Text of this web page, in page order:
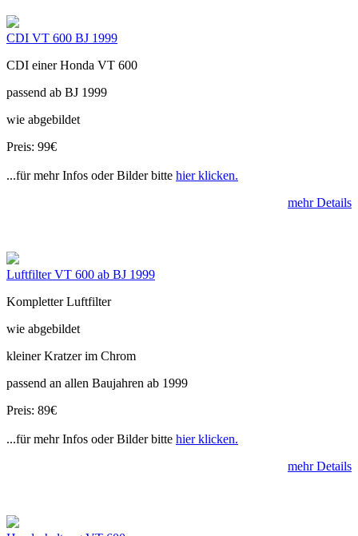
CDI VT 600 BJ 1999
CDI einer Honda VT 600
passend ab BJ 1999
wie abgebildet
Preis: 99€
...für mehr Infos oder Bilder bitte hier klicken.
mehr Details
Luftfilter VT 600 ab BJ 1999
Kompletter Luftfilter
wie abgebildet
kleiner Kratzer im Chrom
passend an allen Baujahren ab 1999
Preis: 89€
...für mehr Infos oder Bilder bitte hier klicken.
mehr Details